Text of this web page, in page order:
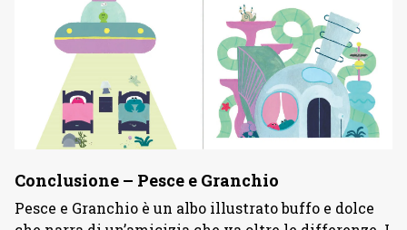
Conclusione – Pesce e Granchio
Pesce e Granchio è un albo illustrato buffo e dolce